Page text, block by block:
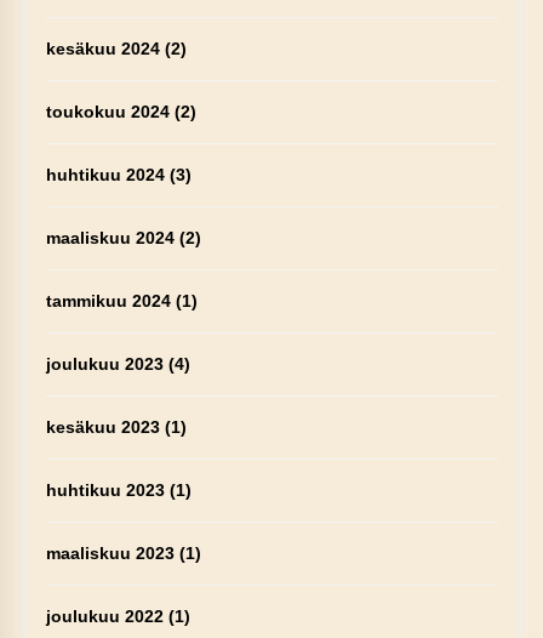
kesäkuu 2024(2)
toukokuu 2024(2)
huhtikuu 2024(3)
maaliskuu 2024(2)
tammikuu 2024(1)
joulukuu 2023(4)
kesäkuu 2023(1)
huhtikuu 2023(1)
maaliskuu 2023(1)
joulukuu 2022(1)